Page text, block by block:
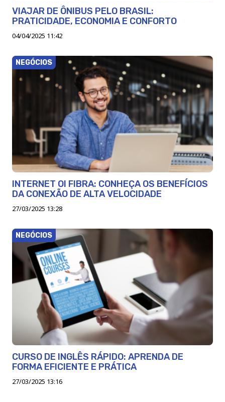
VIAJAR DE ÔNIBUS PELO BRASIL:
PRATICIDADE, ECONOMIA E CONFORTO
04/04/2025 11:42
NEGÓCIOS
INTERNET OI FIBRA: CONHEÇA OS BENEFÍCIOS
DA CONEXÃO DE ALTA VELOCIDADE
27/03/2025 13:28
NEGÓCIOS
CURSO DE INGLÊS RÁPIDO: APRENDA DE
FORMA EFICIENTE E PRÁTICA
27/03/2025 13:16